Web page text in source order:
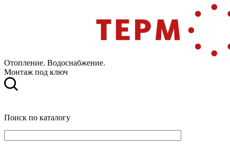
Отопление. Водоснабжение.
Монтаж под ключ
Поиск по каталогу